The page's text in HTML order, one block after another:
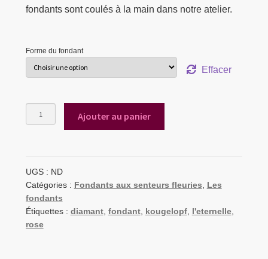
fondants sont coulés à la main dans notre atelier.
Forme du fondant
Effacer
Rose
Ajouter au panier
UGS : ND
Catégories : Fondants aux senteurs fleuries
Les
fondants
Étiquettes : diamant, fondant, kougelopf, l'eternelle,
rose